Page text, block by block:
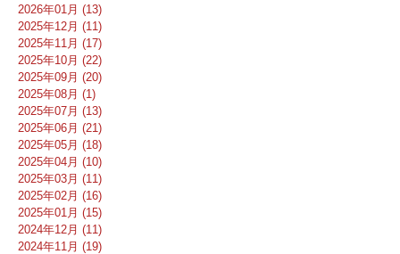
2026年01月 (13)
2025年12月 (11)
2025年11月 (17)
2025年10月 (22)
2025年09月 (20)
2025年08月 (1)
2025年07月 (13)
2025年06月 (21)
2025年05月 (18)
2025年04月 (10)
2025年03月 (11)
2025年02月 (16)
2025年01月 (15)
2024年12月 (11)
2024年11月 (19)